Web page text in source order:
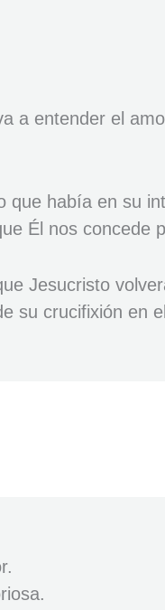
a entender el
había en su
Él nos concede
Jesucristo
su crucifixión en